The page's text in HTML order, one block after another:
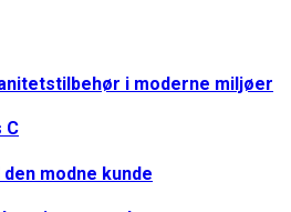
i moderne miljøer
C
modne kunde